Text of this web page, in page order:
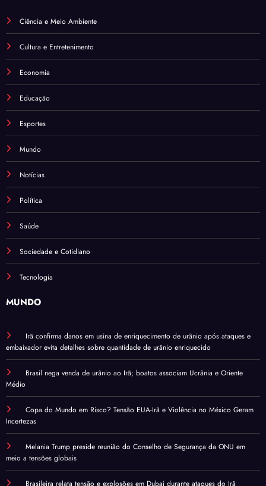
Ciência e Meio Ambiente
Cultura e Entretenimento
Economia
Educação
Esportes
Mundo
Notícias
Política
Saúde
Sociedade e Cotidiano
Tecnologia
MUNDO
Irã confirma danos em usina de enriquecimento de urânio após ataques e
embaixador evita detalhes sobre quantidade de urânio enriquecido
Brasil nega venda de urânio ao Irã; boatos associam Ucrânia e Oriente
Médio
Copa do Mundo em Risco? Tensão EUA-Irã e Violência no México Geram
Incertezas
Melania Trump preside reunião do Conselho de Segurança da ONU em
meio a tensões globais
Brasileira relata tensão e explosões em Dubai durante ataques do Irã